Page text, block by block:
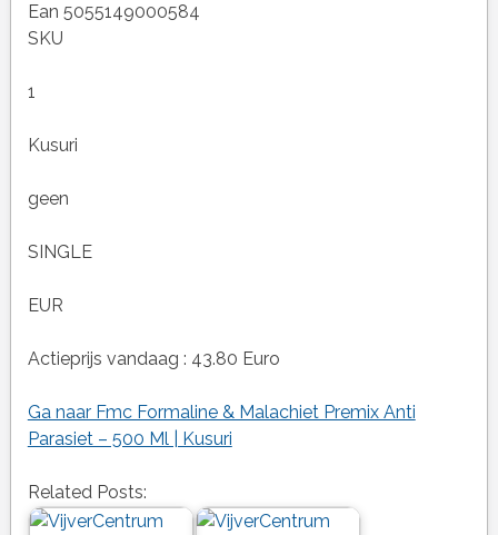
Ean 5055149000584
SKU
1
Kusuri
geen
SINGLE
EUR
Actieprijs vandaag : 43.80 Euro
Ga naar Fmc Formaline & Malachiet Premix Anti
Parasiet – 500 Ml | Kusuri
Related Posts: